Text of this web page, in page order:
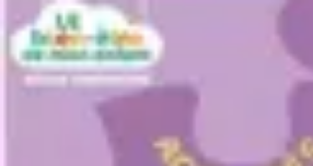
Mega Fun Zone
TutorialÉvénements Jeux
Mega Fun Zone